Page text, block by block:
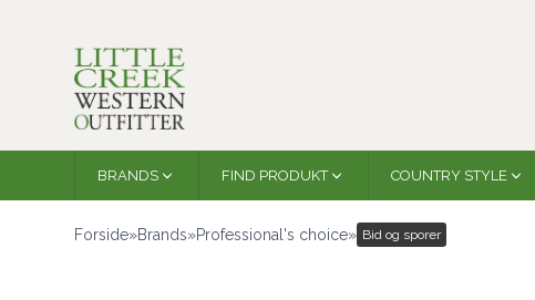
BRANDS FIND PRODUKT COUNTRY STYLE
Forside»Brands»Professional's choice» Bid og sporer